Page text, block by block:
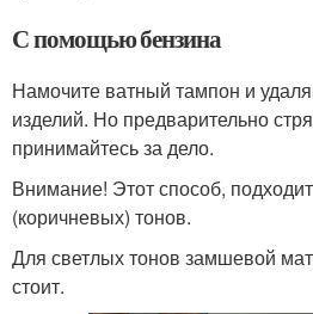
С помощью бензина
Намочите ватный тампон и
изделий. Но предварительно
принимайтесь за дело.
Внимание! Этот способ,
(коричневых) тонов.
Для светлых тонов замшевой
стоит.